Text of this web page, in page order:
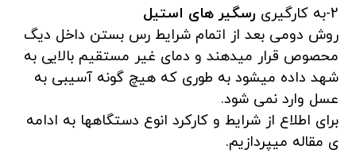
2-به کارگیری
رسگیر های استیل
روش دومی بعد از اتمام شرایط رس بستن داخل دیگ
محصوص قرار میدهند و دمای غیر مستقیم بالایی به
شهد داده میشود به طوری که هیچ گونه آسیبی به
عسل وارد نمی شود.
برای اطلاع از شرایط و کارکرد انوع دستگاهها به ادامه
ی مقاله میپردازیم.